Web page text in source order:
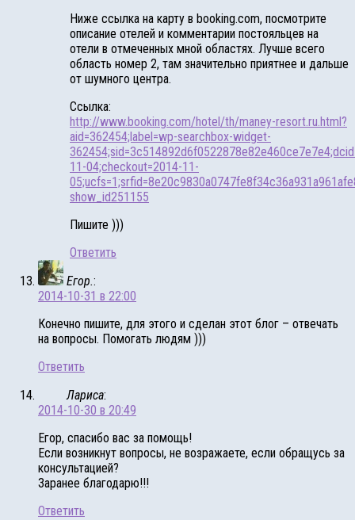
Ниже ссылка на карту в booking.com, посмотрите
описание отелей и комментарии постояльцев на
отели в отмеченных мной областях. Лучше всего
область номер 2, там значительно приятнее и дальше
от шумного центра.
Ссылка:
http://www.booking.com/hotel/th/maney-resort.ru.html?
aid=362454;label=wp-searchbox-widget-
11-04;checkout=2014-11-
show_id251155
Пишите )))
Ответить
Егор.:
2014-10-31 в 22:00
Конечно пишите, для этого и сделан этот блог – отвечать
на вопросы. Помогать людям )))
Ответить
Лариса:
2014-10-30 в 20:49
Егор, спасибо вас за помощь!
Если возникнут вопросы, не возражаете, если обращусь за
консультацией?
Заранее благодарю!!!
Ответить